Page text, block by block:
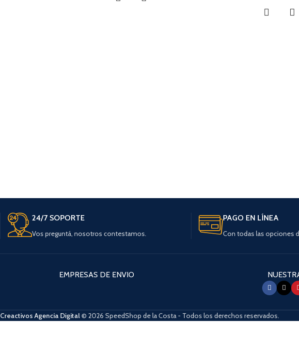
24/7 SOPORTE
Vos preguntá, nosotros contestamos.
PAGO EN LÍNEA
Con todas las opciones
EMPRESAS DE ENVIO
Creactivos Agencia Digital© 2026 SpeedShop de la Costa - Todos los derechos reservados.